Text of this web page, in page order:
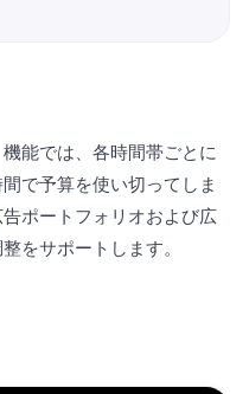
機能では、各時間帯ごとに
で予算を使い切ってしま
ポートフォリオおよび広
をサポートします。